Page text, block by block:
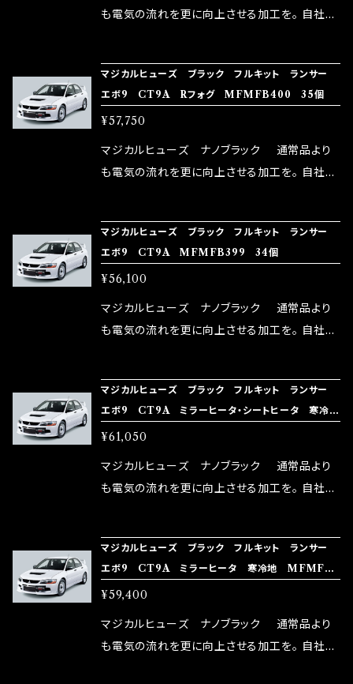
はこちらのマジカルヒューズ直販サイトと横浜に
rz）の2店舗の専売品になりますので宜しくお願
い致します。
も電気の流れを更に向上させる加工を。 自社比
メ！ レーシングドライバーMAX織戸選手がテス
ターとなり吟味し時間を掛けて検証し、これは
体感出来て面白く、車には必ずプラスになりデメ
リットが無い。と。 コラボ開発製品です。 購入先
はこちらのマジカルヒューズ直販サイトと横浜に
rz）の2店舗の専売品になりますので宜しくお願
い致します。
マジカルヒューズ ブラック フルキット ランサー
エボ9 CT9A Rフォグ MFMFB400 35個
¥57,750
マジカルヒューズ ナノブラック 通常品より
も電気の流れを更に向上させる加工を。 自社比
メ！ レーシングドライバーMAX織戸選手がテス
ターとなり吟味し時間を掛けて検証し、これは
体感出来て面白く、車には必ずプラスになりデメ
リットが無い。と。 コラボ開発製品です。 購入先
はこちらのマジカルヒューズ直販サイトと横浜に
rz）の2店舗の専売品になりますので宜しくお願
い致します。
マジカルヒューズ ブラック フルキット ランサー
エボ9 CT9A MFMFB399 34個
¥56,100
マジカルヒューズ ナノブラック 通常品より
も電気の流れを更に向上させる加工を。 自社比
メ！ レーシングドライバーMAX織戸選手がテス
ターとなり吟味し時間を掛けて検証し、これは
体感出来て面白く、車には必ずプラスになりデメ
リットが無い。と。 コラボ開発製品です。 購入先
はこちらのマジカルヒューズ直販サイトと横浜に
rz）の2店舗の専売品になりますので宜しくお願
い致します。
マジカルヒューズ ブラック フルキット ランサー
エボ9 CT9A ミラーヒータ・シートヒータ 寒冷
地 MFMFB398 37個
¥61,050
マジカルヒューズ ナノブラック 通常品より
も電気の流れを更に向上させる加工を。 自社比
メ！ レーシングドライバーMAX織戸選手がテス
ターとなり吟味し時間を掛けて検証し、これは
体感出来て面白く、車には必ずプラスになりデメ
リットが無い。と。 コラボ開発製品です。 購入先
はこちらのマジカルヒューズ直販サイトと横浜に
マジカルヒューズ ブラック フルキット ランサー
エボ9 CT9A ミラーヒータ 寒冷地 MFMFB3
97 36個
¥59,400
マジカルヒューズ ナノブラック 通常品より
も電気の流れを更に向上させる加工を。 自社比